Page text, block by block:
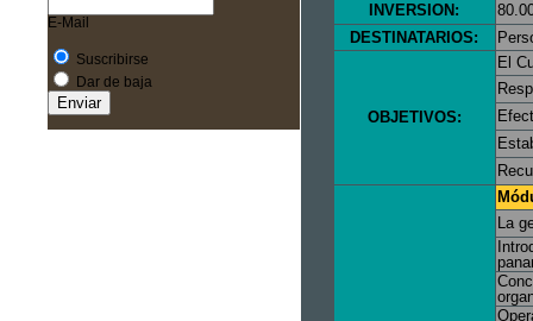
E-Mail
Suscribirse
Dar de baja
INVERSION:
DESTINATARIOS:
OBJETIVOS:
El
La